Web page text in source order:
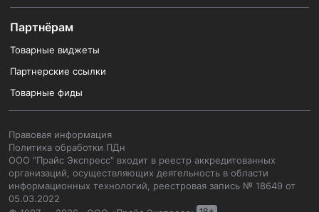
Партнёрам
Товарные виджеты
Партнерские ссылки
Товарные фиды
Правовая информация
Политика обработки ПДн
ООО "Прайс Экспресс" входит в реестр аккредитованных
организаций, осуществляющих деятельность в области
информационных технологий, реестровая запись № 18649 от
05.03.2022